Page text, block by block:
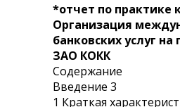
*отчет по практике
Организация
банковских услуг
ЗАО КОКК
Содержание
Введение 3
1 Краткая